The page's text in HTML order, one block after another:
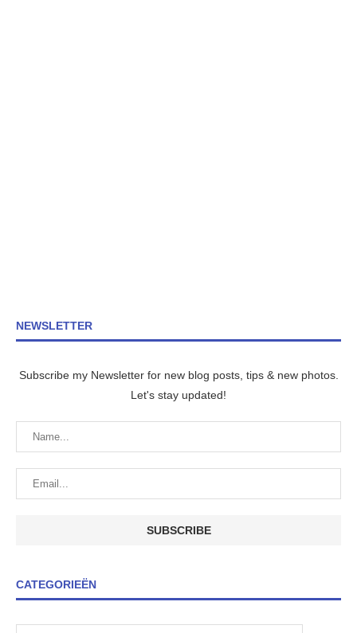
NEWSLETTER
Subscribe my Newsletter for new blog posts, tips & new photos.
Let's stay updated!
CATEGORIEËN